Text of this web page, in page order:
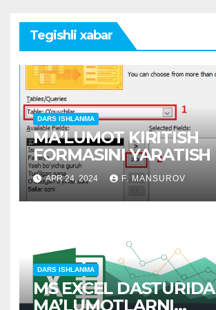
Tegishli xabar
DARS ISHLANMA
MAʼLUMOT KIRITISH
FORMASINI YARATISH
APR 24, 2024 F. MANSUROV
DARS ISHLANMA
MS EXCEL DASTURIDA
MA’LUMOTLARNI